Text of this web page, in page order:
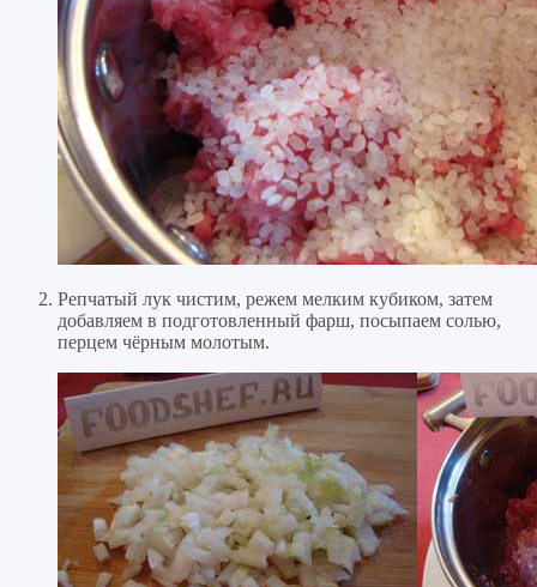
Репчатый лук чистим, режем мелким кубиком, затем
добавляем в подготовленный фарш, посыпаем солью,
перцем чёрным молотым.